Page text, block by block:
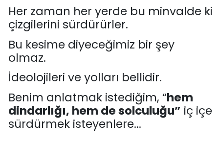
Her zaman her yerde bu minvalde ki
çizgilerini sürdürürler.
Bu kesime diyeceğimiz bir şey
olmaz.
İdeolojileri veyolları bellidir.
Benim anlatmak istediğim, “hem
dindarlığı, hem de solculuğu” iç içe
sürdürmek isteyenlere...